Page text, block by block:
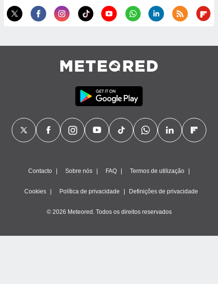
Contacto Sobre nós FAQ Termos de utilização
Cookies Política de privacidade Definições de privacidade
© 2026 Meteored. Todos os direitos reservados